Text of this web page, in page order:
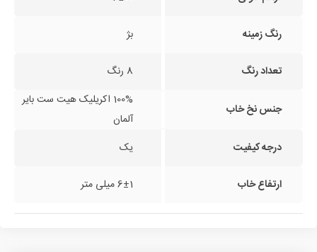
رنگ زمینه بژ
تعداد رنگ 8 رنگ
جنس نخ خاب
100% اکریلیک هیت ست بایر
آلمان
درجه کیفیت
یک
ارتفاع خاب 6±1 میلی متر